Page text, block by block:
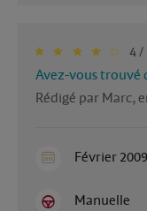
4 /
Avez-vous trouvé
Rédigé par Marc,
Février 2009
Manuelle